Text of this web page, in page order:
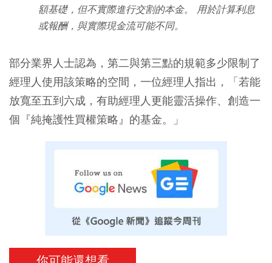
額基礎，但不實際進行交割的本金。 用於計算利息
或報酬，與實際現金流可能不同。
部分業界人士認為，第二與第三點的規範多少限制了
經理人使用該策略的空間，一位經理人指出，「若能
放寬至五到六成，有助經理人更能靈活操作、創造一
個『純掩護性買權策略』的基金。」